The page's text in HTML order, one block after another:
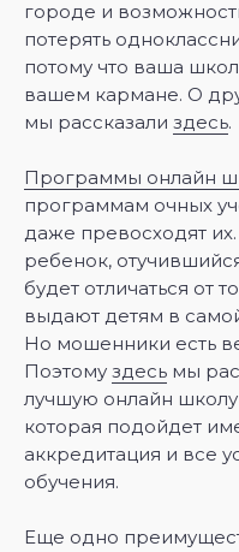
городе и
потерять
потому что ваша
вашем кармане. О
мы рассказали здесь.
Программы онлайн
программам очных
даже превосходят
ребенок,
будет отличаться от
выдают детям в
Но мошенники есть
Поэтому здесь мы
лучшую онлайн
которая подойдет
аккредитация и все
обучения.
Еще одно